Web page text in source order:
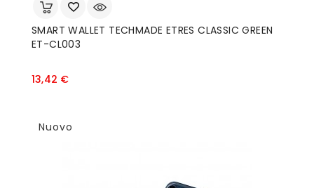
SMART WALLET TECHMADE ETRES CLASSIC GREEN
ET-CL003
13,42 €Prezzo
Nuovo